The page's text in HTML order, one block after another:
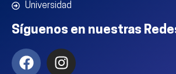
Universidad
Síguenos en nuestras